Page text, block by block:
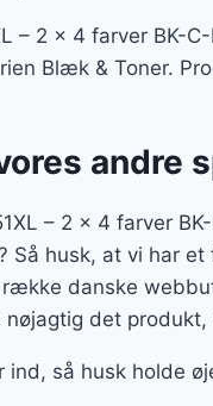
– 2 x 4 farver BK-
Blæk & Toner.
andre
– 2 x 4 farver
Så husk, at vi har
danske
det
så husk holde